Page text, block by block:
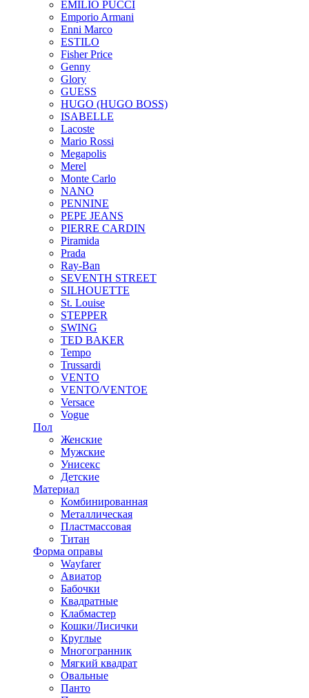
EMILIO PUCCI
Emporio Armani
Enni Marco
ESTILO
Fisher Price
Genny
Glory
GUESS
HUGO (HUGO BOSS)
ISABELLE
Lacoste
Mario Rossi
Megapolis
Merel
Monte Carlo
NANO
PENNINE
PEPE JEANS
PIERRE CARDIN
Piramida
Prada
Ray-Ban
SEVENTH STREET
SILHOUETTE
St. Louise
STEPPER
SWING
TED BAKER
Tempo
Trussardi
VENTO
VENTO/VENTOE
Versace
Vogue
Пол
Женские
Мужские
Унисекс
Детские
Материал
Комбинированная
Металлическая
Пластмассовая
Титан
Форма оправы
Wayfarer
Авиатор
Бабочки
Квадратные
Клабмастер
Кошки/Лисички
Круглые
Многогранник
Мягкий квадрат
Овальные
Панто